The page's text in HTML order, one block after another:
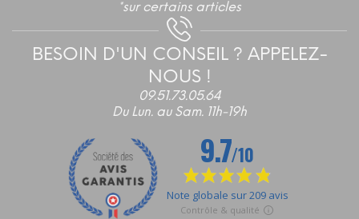
*sur certains articles
BESOIN D'UN CONSEIL ? APPELEZ-
NOUS !
09.51.73.05.64
Du Lun. au Sam. 11h-19h